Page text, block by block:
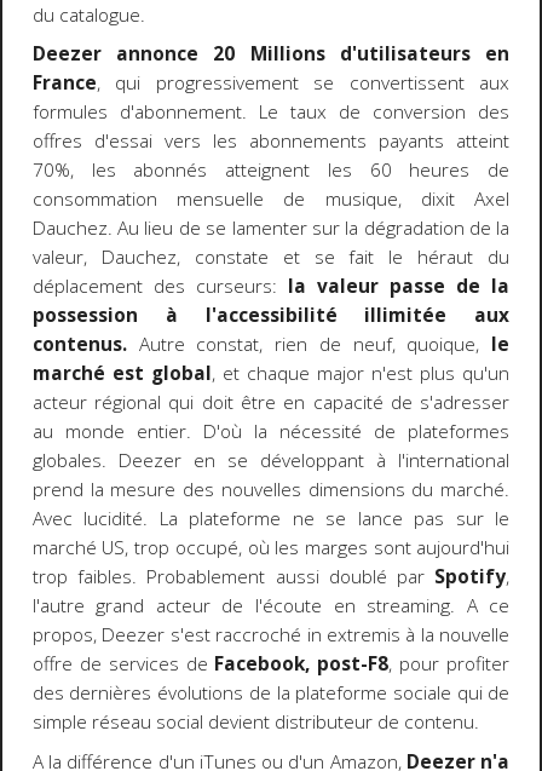
du catalogue.
Deezer annonce 20 Millions d'utilisateurs en
France, qui progressivement se convertissent aux
formules d'abonnement. Le taux de conversion des
offres d'essai vers les abonnements payants atteint
70%, les abonnés atteignent les 60 heures de
consommation mensuelle de musique, dixit Axel
Dauchez. Au lieu de se lamenter sur la dégradation de la
valeur, Dauchez, constate et se fait le héraut du
déplacement des curseurs: la valeur passe de la
possession à l'accessibilité illimitée aux
contenus.Autre constat, rien de neuf, quoique, le
marché est global, et chaque major n'est plus qu'un
acteur régional qui doit être en capacité de s'adresser
au monde entier. D'où la nécessité de plateformes
globales. Deezer en se développant à l'international
prend la mesure des nouvelles dimensions du marché.
Avec lucidité. La plateforme ne se lance pas sur le
marché US, trop occupé, où les marges sont aujourd'hui
trop faibles. Probablement aussi doublé parSpotify,
l'autre grand acteur de l'écoute en streaming. A ce
propos, Deezer s'est raccroché in extremis à la nouvelle
offre de services de Facebook, post-F8, pour profiter
des dernières évolutions de la plateforme sociale qui de
simple réseau social devient distributeur de contenu.
A la différence d'un iTunes ou d'un Amazon, Deezer n'a